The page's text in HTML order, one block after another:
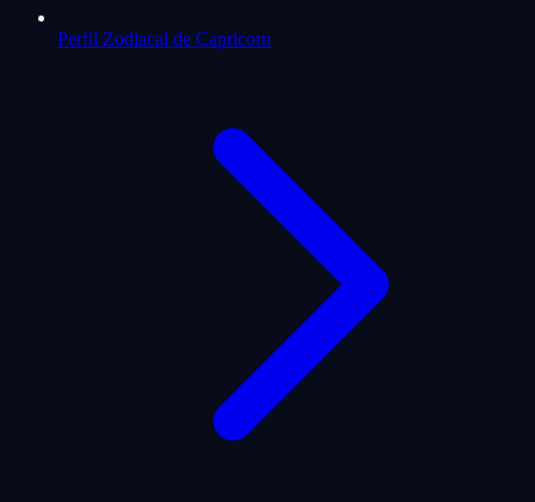
Perfil Zodiacal de Capricorn